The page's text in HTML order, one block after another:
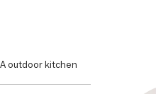
outdoor kitchen